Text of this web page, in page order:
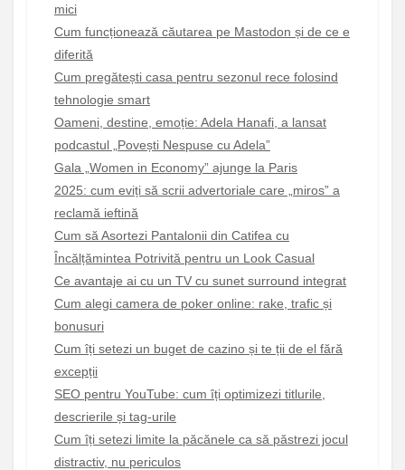
mici
Cum funcționează căutarea pe Mastodon și de ce e
diferită
Cum pregătești casa pentru sezonul rece folosind
tehnologie smart
Oameni, destine, emoție: Adela Hanafi, a lansat
podcastul „Povești Nespuse cu Adela”
Gala „Women in Economy” ajunge la Paris
2025: cum eviți să scrii advertoriale care „miros” a
reclamă ieftină
Cum să Asortezi Pantalonii din Catifea cu
Încălțămintea Potrivită pentru un Look Casual
Ce avantaje ai cu un TV cu sunet surround integrat
Cum alegi camera de poker online: rake, trafic și
bonusuri
Cum îți setezi un buget de cazino și te ții de el fără
excepții
SEO pentru YouTube: cum îți optimizezi titlurile,
descrierile și tag-urile
Cum îți setezi limite la păcănele ca să păstrezi jocul
distractiv, nu periculos